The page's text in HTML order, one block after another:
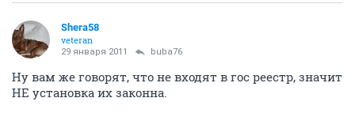
Shera58
veteran
29 января 2011 buba76
Ну вам же говорят, что не входят в гос реестр, значит
НЕ установка их законна.